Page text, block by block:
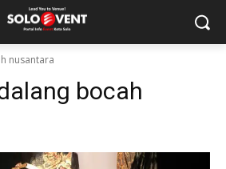
nusantara
bocah